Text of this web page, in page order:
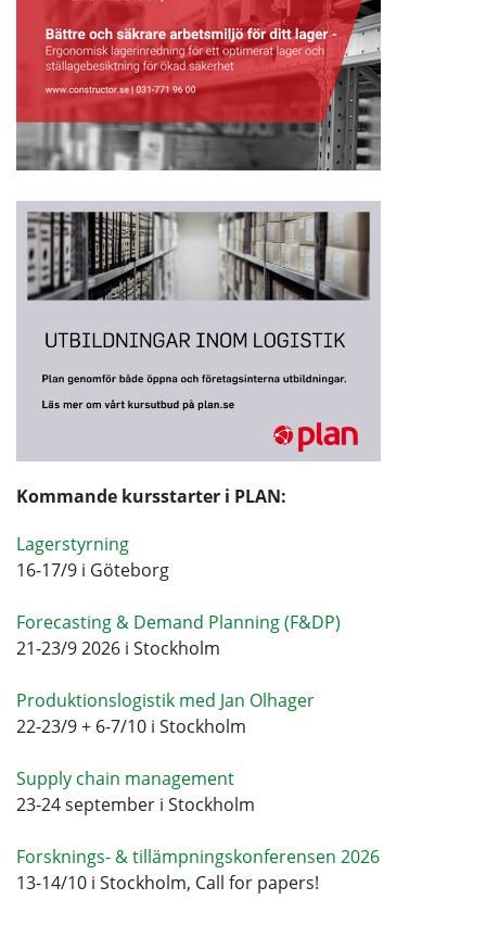
Kommande kursstarter i PLAN:
Lagerstyrning
16-17/9 i Göteborg
Forecasting & Demand Planning (F&DP)
21-23/9 2026 i Stockholm
Produktionslogistik med Jan Olhager
22-23/9 + 6-7/10 i Stockholm
Supply chain management
23-24 september i Stockholm
Forsknings- & tillämpningskonferensen 2026
13-14/10 i Stockholm, Call for papers!